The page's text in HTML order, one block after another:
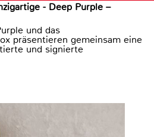
- Deep Purple –
und das
präsentieren gemeinsam eine
und signierte